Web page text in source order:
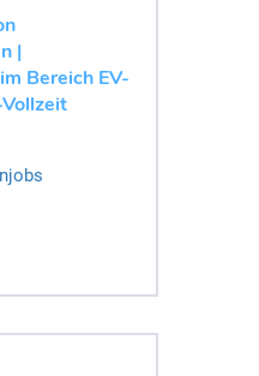
|
Bereich EV-